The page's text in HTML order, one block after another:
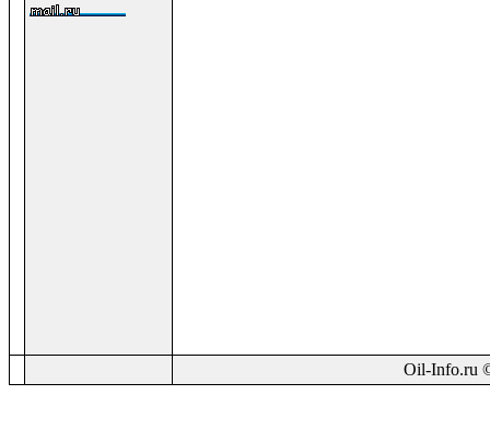
Oil-Info.ru